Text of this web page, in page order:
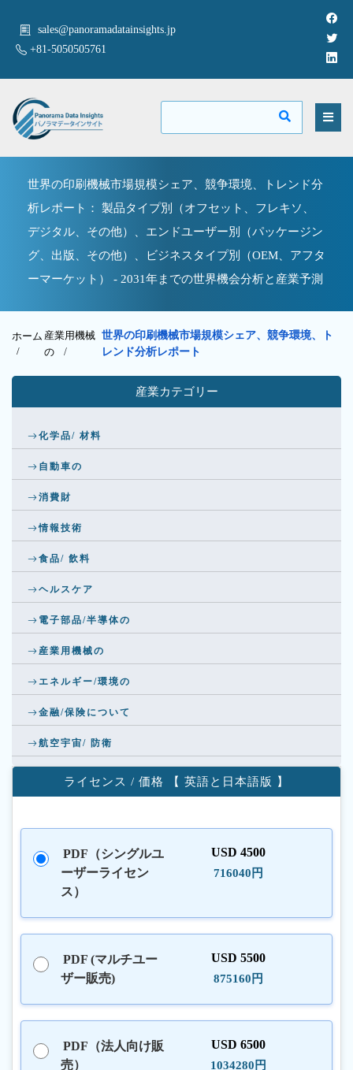
sales@panoramadatainsights.jp
+81-5050505761
世界の印刷機械市場規模シェア、競争環境、トレンド分
析レポート： 製品タイプ別（オフセット、フレキソ、
デジタル、その他）、エンドユーザー別（パッケージン
グ、出版、その他）、ビジネスタイプ別（OEM、アフタ
ーマーケット） - 2031年までの世界機会分析と産業予測
ホーム
/
産業用機械
の /
世界の印刷機械市場規模シェア、競争環境、ト
レンド分析レポート
産業カテゴリー
化学品/ 材料
自動車の
消費財
情報技術
食品/ 飲料
ヘルスケア
電子部品/半導体の
産業用機械の
エネルギー/環境の
金融/保険について
航空宇宙/ 防衛
ライセンス / 価格 【 英語と日本語版 】
PDF（シングルユ
ーザーライセン
ス）
USD 4500
716040円
PDF (マルチユー
ザー販売)
USD 5500
875160円
PDF（法人向け販
売）
USD 6500
1034280円